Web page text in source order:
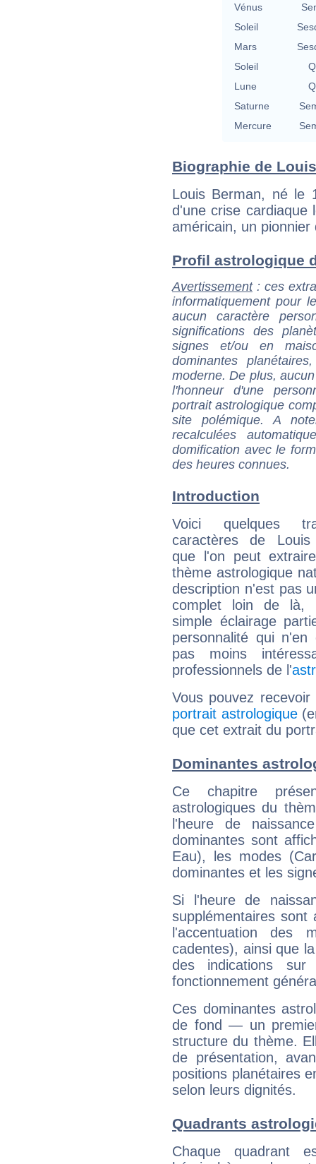
Vénus
Soleil
Mars
Soleil
Lune
Saturne
Mercure
Biographie de
Louis Berman, né le
d'une crise cardiaque
américain, un pionnier
Profil astrologique
Avertissement: ces
informatiquement pour
aucun caractère
significations des
signes et/ou en
dominantes
moderne. De plus,
l'honneur d'une
portrait astrologique
site polémique. A
recalculées
domification avec le
des heures connues.
Introduction
Voici quelques
caractères de Louis
que l'on peut
thème astrologique
description n'est pas
complet loin de là,
simple éclairage
personnalité qui n'en
pas moins
professionnels de l'
Vous pouvez
portrait astrologique
que cet extrait du
Dominantes
Ce chapitre
astrologiques du
l'heure de
dominantes sont
Eau), les modes
dominantes et les
Si l'heure de
supplémentaires sont
l'accentuation des
cadentes), ainsi que
des indications sur
fonctionnement
Ces dominantes
de fond — un
structure du thème.
de présentation,
positions planétaires
selon leurs dignités.
Quadrants
Chaque quadrant